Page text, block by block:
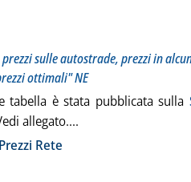
Il punto settimanale su prezzi delle
sulle autostrade, prezzi in
ottimali" NE
tabella è stata pubblicata sulla
allegato.... Leggi tutta la
Rete